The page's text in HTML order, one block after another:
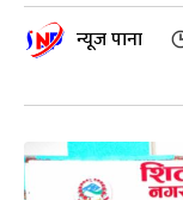
न्यूज पाना